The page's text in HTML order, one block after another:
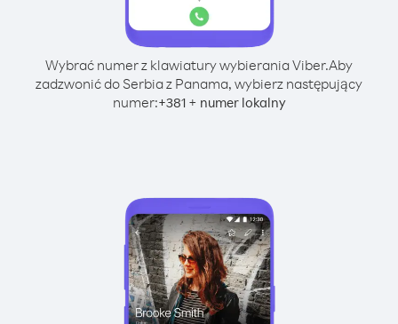
Wybrać numer z klawiatury wybierania Viber.Aby
zadzwonić do Serbia z Panama, wybierz następujący
numer:+381+ numer lokalny